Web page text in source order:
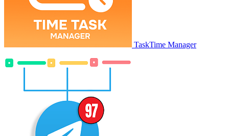
TaskTime Manager